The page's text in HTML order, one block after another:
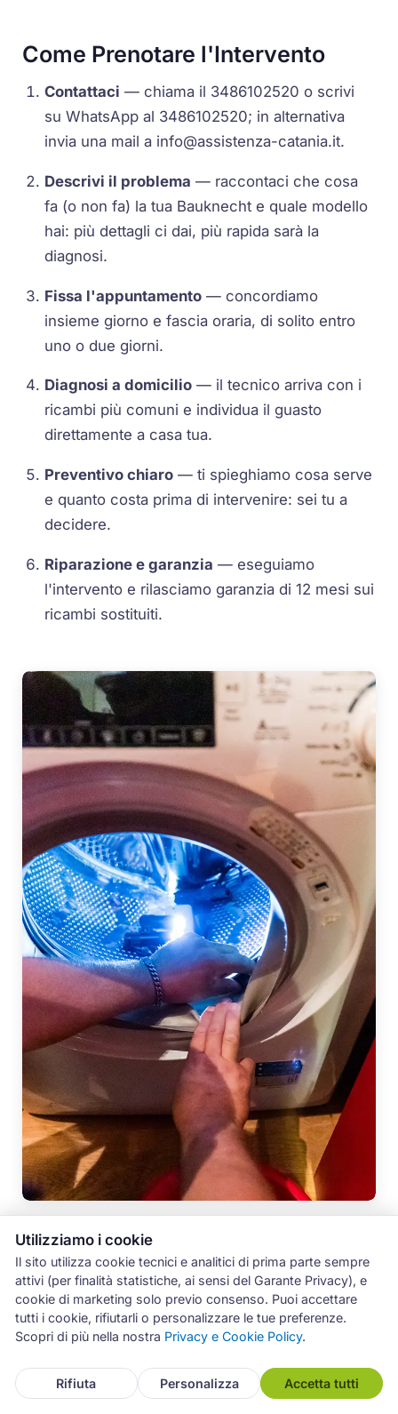
Come Prenotare l'Intervento
Contattaci — chiama il 3486102520 o scrivi
su WhatsApp al 3486102520; in alternativa
invia una mail a info@assistenza-catania.it.
Descrivi il problema — raccontaci che cosa
fa (o non fa) la tua Bauknecht e quale modello
hai: più dettagli ci dai, più rapida sarà la
diagnosi.
Fissa l'appuntamento — concordiamo
insieme giorno e fascia oraria, di solito entro
uno o due giorni.
Diagnosi a domicilio — il tecnico arriva con i
ricambi più comuni e individua il guasto
direttamente a casa tua.
Preventivo chiaro — ti spieghiamo cosa serve
e quanto costa prima di intervenire: sei tu a
decidere.
Riparazione e garanzia — eseguiamo
l'intervento e rilasciamo garanzia di 12 mesi sui
ricambi sostituiti.
Domande Frequenti
Bauknecht a Catania?
Utilizziamo i cookie
Il sito utilizza cookie tecnici e analitici di prima parte sempre
attivi (per finalità statistiche, ai sensi del Garante Privacy), e
cookie di marketing solo previo consenso. Puoi accettare
tutti i cookie, rifiutarli o personalizzare le tue preferenze.
Scopri di più nella nostra Privacy e Cookie Policy.
Rifiuta Personalizza Accetta tutti